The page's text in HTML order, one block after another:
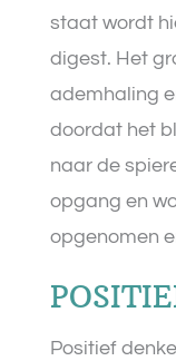
staat wordt
digest. Het
ademhaling
doordat het
naar de
opgang en
opgenomen
Positief